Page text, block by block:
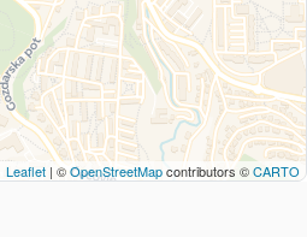
Leaflet | ©OpenStreetMapcontributors ©CARTO